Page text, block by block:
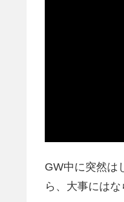
GW中に突然は
ら、大事にはな